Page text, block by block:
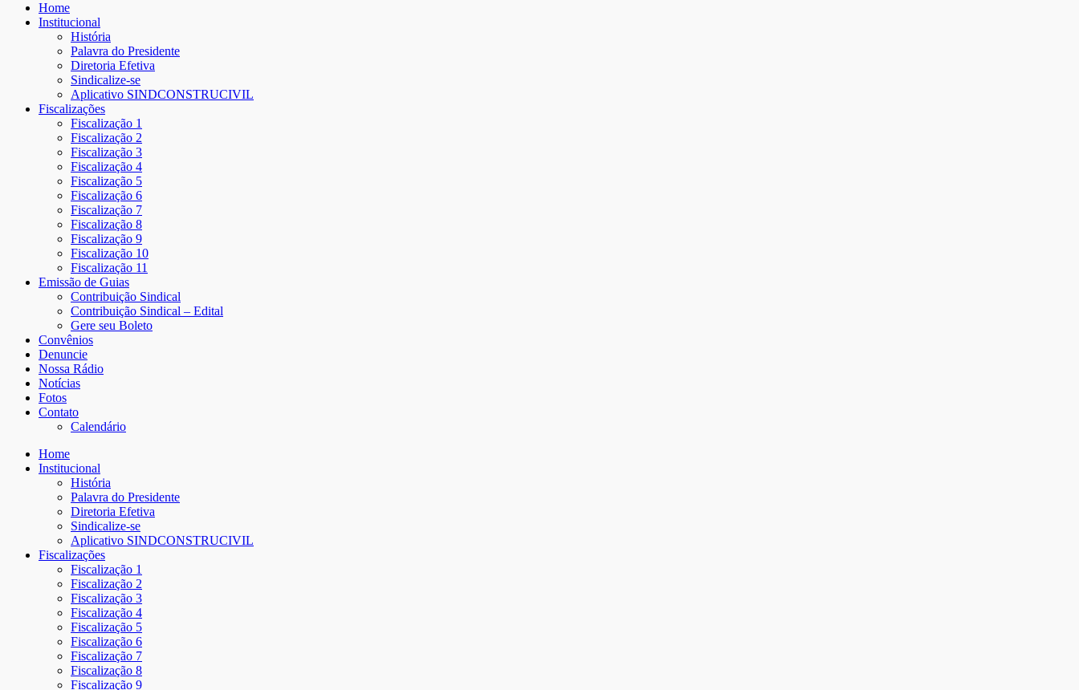
Home
Institucional
História
Palavra do Presidente
Diretoria Efetiva
Sindicalize-se
Aplicativo SINDCONSTRUCIVIL
Fiscalizações
Fiscalização 1
Fiscalização 2
Fiscalização 3
Fiscalização 4
Fiscalização 5
Fiscalização 6
Fiscalização 7
Fiscalização 8
Fiscalização 9
Fiscalização 10
Fiscalização 11
Emissão de Guias
Contribuição Sindical
Contribuição Sindical – Edital
Gere seu Boleto
Convênios
Denuncie
Nossa Rádio
Notícias
Fotos
Contato
Calendário
Home
Institucional
História
Palavra do Presidente
Diretoria Efetiva
Sindicalize-se
Aplicativo SINDCONSTRUCIVIL
Fiscalizações
Fiscalização 1
Fiscalização 2
Fiscalização 3
Fiscalização 4
Fiscalização 5
Fiscalização 6
Fiscalização 7
Fiscalização 8
Fiscalização 9